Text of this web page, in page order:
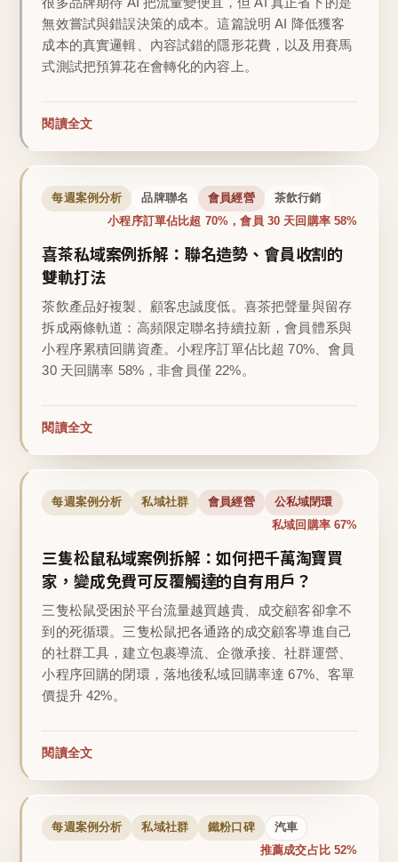
無效嘗試與錯誤決策的成本。這篇說明 AI 降低獲客
成本的真實邏輯、內容試錯的隱形花費，以及用賽馬
式測試把預算花在會轉化的內容上。
閱讀全文
每週案例分析 品牌聯名 會員經營 茶飲行銷
小程序訂單佔比超 70%，會員 30 天回購率 58%
喜茶私域案例拆解：聯名造勢、會員收割的
雙軌打法
茶飲產品好複製、顧客忠誠度低。喜茶把聲量與留存
拆成兩條軌道：高頻限定聯名持續拉新，會員體系與
小程序累積回購資產。小程序訂單佔比超 70%、會員
30 天回購率 58%，非會員僅 22%。
閱讀全文
每週案例分析 私域社群 會員經營 公私域閉環
私域回購率 67%
三隻松鼠私域案例拆解：如何把千萬淘寶買
家，變成免費可反覆觸達的自有用戶？
三隻松鼠受困於平台流量越買越貴、成交顧客卻拿不
到的死循環。三隻松鼠把各通路的成交顧客導進自己
的社群工具，建立包裹導流、企微承接、社群運營、
小程序回購的閉環，落地後私域回購率達 67%、客單
價提升 42%。
閱讀全文
每週案例分析 私域社群 鐵粉口碑 汽車
推薦成交占比 52%